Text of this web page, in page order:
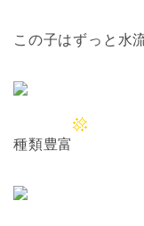
この子はずっと水
種類豊富